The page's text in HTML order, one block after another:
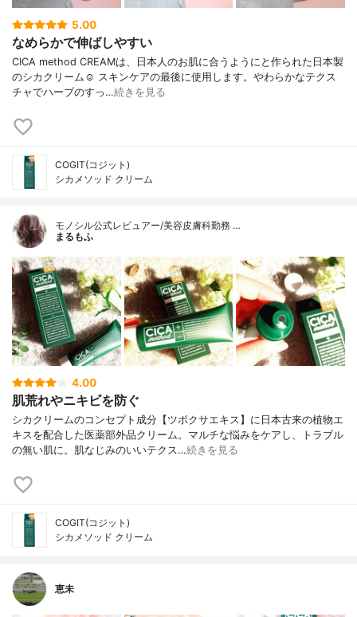
5.00
なめらかで伸ばしやすい
CICA method CREAMは、日本人のお肌に合うようにと作られた日本製
のシカクリーム☺ スキンケアの最後に使用します。やわらかなテクス
チャでハーブのすっ…続きを見る
COGIT(コジット)
シカメソッド クリーム
モノシル公式レビュアー/美容皮膚科勤務 …
まるもふ
4.00
肌荒れやニキビを防ぐ
シカクリームのコンセプト成分【ツボクサエキス】に日本古来の植物エ
キスを配合した医薬部外品クリーム。マルチな悩みをケアし、トラブル
の無い肌に。肌なじみのいいテクス…続きを見る
COGIT(コジット)
シカメソッド クリーム
恵未